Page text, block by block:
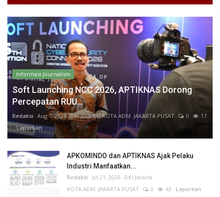
Informasi Journalism
Soft Launching NCC 2026, APTIKNAS Dorong
Percepatan RUU...
Redaksi Aug 7, 2026 DKI Jakarta KOTA ADM. JAKARTA PUSAT 0
17
Laporkan
APKOMINDO dan APTIKNAS Ajak Pelaku
Industri Manfaatkan...
Redaksi Jul 21, 2026 DKI Jakarta
KOTA ADM. JAKARTA PUSAT
0 43 Laporkan